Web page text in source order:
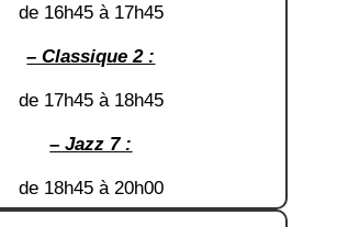
de 16h45 à 17h45
– Classique 2 :
de 17h45 à 18h45
– Jazz 7 :
de 18h45 à 20h00